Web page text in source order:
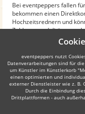
Bei eventpeppers fallen
bekommen einen
Hochzeitsrednern und
Zahlungsmodalitäten
Professionell, mit
Die Redner werden auf
Bewertungen und
Redner - also
Veranstaltung über
nach Ihrer Veranstaltung
eventpeppers nutzt
Datenverarbeitungen sind für
um Künstler im Künstlerkorb
einen optimierten und
externer Dienstleister wie z. B.
Durch die Einbindung
Drittplattformen - auch